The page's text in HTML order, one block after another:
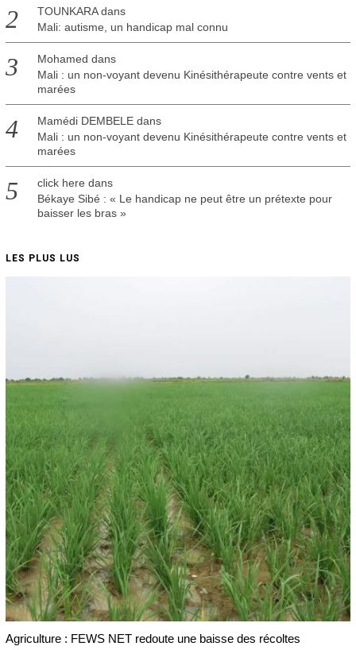
TOUNKARAdans
Mali: autisme, un handicap mal connu
Mohamed dans
Mali : un non-voyant devenu Kinésithérapeute contre vents et
marées
Mamédi DEMBELEdans
Mali : un non-voyant devenu Kinésithérapeute contre vents et
marées
click here dans
Békaye Sibé : « Le handicap ne peut être un prétexte pour
baisser les bras »
LES PLUS LUS
Agriculture : FEWS NET redoute une baisse des récoltes